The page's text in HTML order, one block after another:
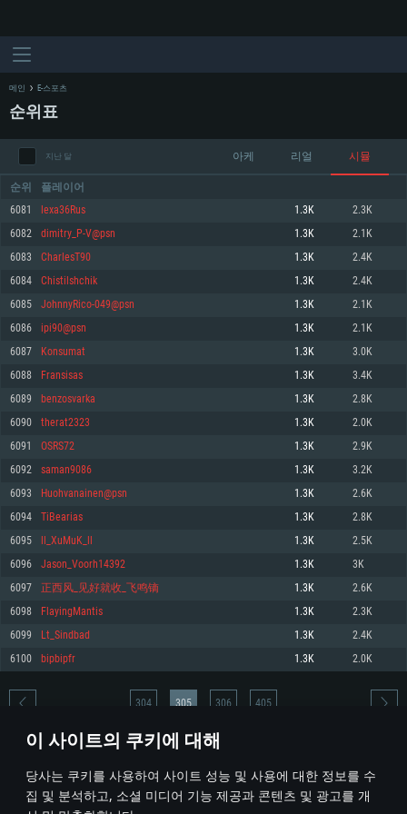
이 사이트의 쿠키에 대해
당사는 쿠키를 사용하여 사이트 성능 및 사용에 대한 정보를 수
집 및 분석하고, 소셜 미디어 기능 제공과 콘텐츠 및 광고를 개
최소사양
운영체제: Windows 10 (64 bit)
프로세서: 2.2 GHz 듀얼코어 이상
메모리: 4GB
그래픽 카드: DirectX 11 이상을 지원하는 AMD Radeon 77XX / NVIDIA
GeForce GT 660. 최소 사양 해상도: 720p
네트워크: 브로드밴드 인터넷
여유 저장 공간: 22.1 GB (최소 클라이언트)
권장 사양
570 혹은 그 이상
여유 저장 공간: 62.2 GB (전체 클라이언트)
최소사양
운영체제: Mac OS Big Sur 11.0
프로세서: 최소 2.2 GHz의 Core i5 (Intel Xeon 은 지원하지 않습니다)
메모리: 6 GB
그래픽 카드: Metal 을 지원하는 Intel Iris Pro 5200 (Mac), 혹은 이와 비슷한 성
능을 가지는 Mac 버전의 AMD/Nvidia. 최소 해상도: 720p
네트워크: 브로드밴드 인터넷
여유 저장 공간: 22.1 GB (최소 클라이언트)
권장 사양
네트워크: 브로드밴드 인터넷
여유 저장 공간: 62.2 GB (전체 클라이언트)
최소사양
운영체제: 64bit Linux 중 최신 버전
프로세서: 2.4 GHz 듀얼코어
메모리: 4 GB
그래픽 카드: Vulkan 을 지원하고, 최신 그래픽 드라이버를 지원하는 NVIDIA
660 (6개월 미만) 혹은 그와 동급의 성능을 가지며 최신 그래픽 드라이버를 지
원하는 AMD (6개월 미만; 최소사양 지원 해상도 720p)
네트워크: 브로드밴드 인터넷
여유 저장 공간: 22.1 GB (최소 클라이언트)
권장 사양
운영체제: Ubuntu 20.04 64bit
프로세서: Intel Core i7
메모리: 16 GB
그래픽 카드: Vulkan 을 지원하고, 최신 그래픽 드라이버를 지원하는 NVIDIA
1060 (6개월 미만) 혹은 그와 동급의 성능을 가지며 최신 그래픽 드라이버를
지원하는 AMD RX 570 (6개월 미만; 최소사양 지원 해상도 720p) 이상
여유 저장 공간: 62.2 GB (전체 클라이언트)
메인 E-스포츠
순위표
지난 달 아케 리얼 시뮬
순위 플레이어
6081 lexa36Rus 1.3K 2.3K
6082 dimitry_P-V@psn 1.3K 2.1K
6083 CharlesT90 1.3K 2.4K
6084 Chistilshchik 1.3K 2.4K
6085 JohnnyRico-049@psn 1.3K 2.1K
6086 ipi90@psn 1.3K 2.1K
6087 Konsumat 1.3K 3.0K
6088 Fransisas 1.3K 3.4K
6089 benzosvarka 1.3K 2.8K
6090 therat2323 1.3K 2.0K
6091 OSRS72 1.3K 2.9K
6092 saman9086 1.3K 3.2K
6093 Huohvanainen@psn 1.3K 2.6K
6094 TiBearias 1.3K 2.8K
6095 ll_XuMuK_ll 1.3K 2.5K
6096 Jason_Voorh14392 1.3K 3K
6097 正西风_见好就收_飞鸣镝 1.3K 2.6K
6098 FlayingMantis 1.3K 2.3K
6099 Lt_Sindbad 1.3K 2.4K
6100 bipbipfr 1.3K 2.0K
* 순위표는 매일 1회 갱신됩니다
304 305 306 405